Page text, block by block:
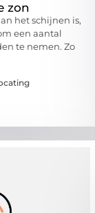
zon
het schijnen is,
een aantal
te nemen. Zo